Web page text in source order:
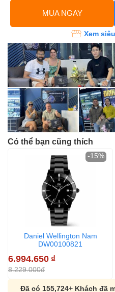
MUA NGAY
Xem
Có thể bạn cũng thích
Daniel Wellington Nam
DW00100821
6.994.650 ₫
8.229.000đ
-15%
Đã có 155,724+ Khách đã